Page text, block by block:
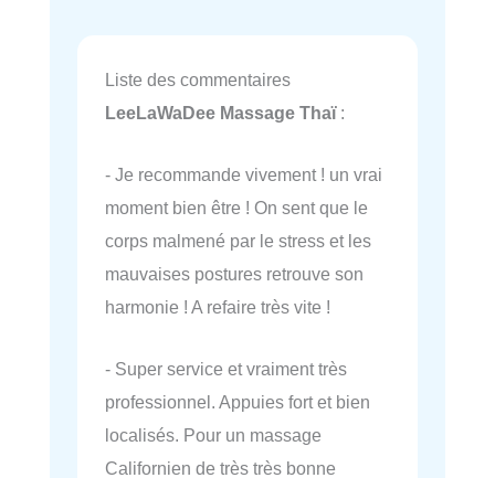
Liste des commentaires
LeeLaWaDee Massage Thaï:
- Je recommande vivement ! un vrai
moment bien être ! On sent que le
corps malmené par le stress et les
mauvaises postures retrouve son
harmonie ! A refaire très vite !
- Super service et vraiment très
professionnel. Appuies fort et bien
localisés. Pour un massage
Californien de très très bonne